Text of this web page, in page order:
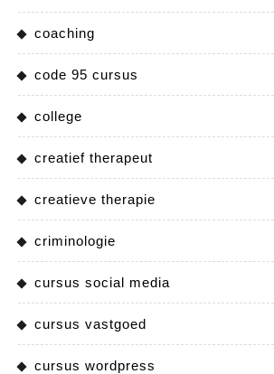
coaching
code 95 cursus
college
creatief therapeut
creatieve therapie
criminologie
cursus social media
cursus vastgoed
cursus wordpress